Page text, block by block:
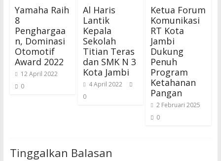
Yamaha Raih
8
Penghargaa
n, Dominasi
Otomotif
Award 2022
12 April 2022
0
Al Haris
Lantik
Kepala
Sekolah
Titian Teras
dan SMK N 3
Kota Jambi
4 April 2022
0
Ketua Forum
Komunikasi
RT Kota
Jambi
Dukung
Penuh
Program
Ketahanan
Pangan
2 Februari 2025
0
Tinggalkan Balasan